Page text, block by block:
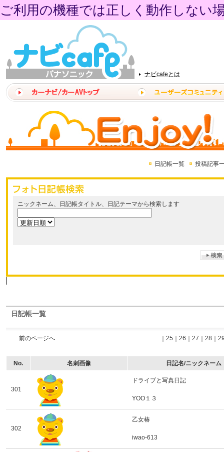
ご利用の機種では正しく動作しない
ナビcafeとは
日記帳一覧 投稿記事
ニックネーム、日記帳タイトル、日記テーマから検索します
日記帳一覧
前のページへ 25 26 27 28｜
No. 名刺画像 日記名/ニックネーム
301
ドライブと写真日記
YOO１３
302
乙女椿
iwao-613